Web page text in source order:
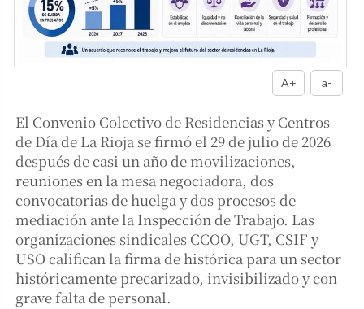
A+ a-
El Convenio Colectivo de Residencias y Centros
de Día de La Rioja se firmó el 29 de julio de 2026
después de casi un año de movilizaciones,
reuniones en la mesa negociadora, dos
convocatorias de huelga y dos procesos de
mediación ante la Inspección de Trabajo. Las
organizaciones sindicales CCOO, UGT, CSIF y
USO califican la firma de histórica para un sector
históricamente precarizado, invisibilizado y con
grave falta de personal.